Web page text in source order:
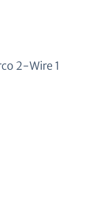
2-Wire 1